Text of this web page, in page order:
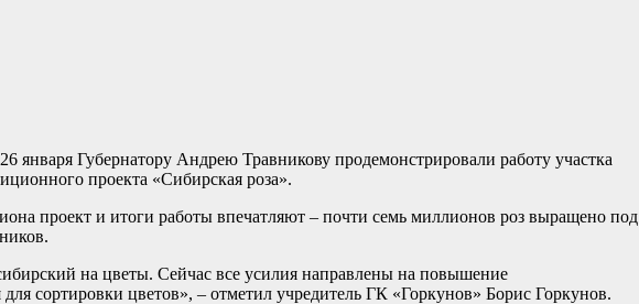
Губернатору Андрею Травникову продемонстрировали работу участка
проекта «Сибирская роза».
проект и итоги работы впечатляют – почти семь миллионов роз выращено под
на цветы. Сейчас все усилия направлены на повышение
сортировки цветов», – отметил учредитель ГК «Горкунов» Борис Горкунов.